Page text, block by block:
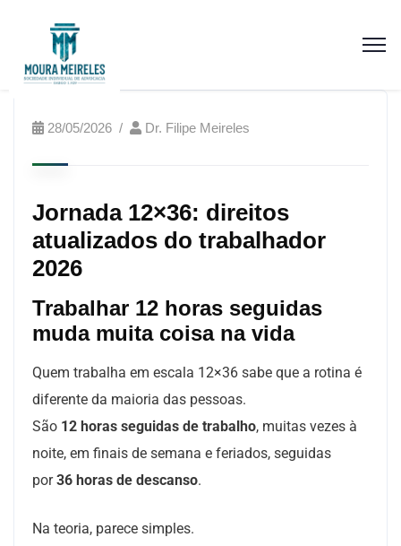
28/05/2026 Dr. Filipe Meireles
Jornada 12×36: direitos
atualizados do trabalhador
2026
Trabalhar 12 horas seguidas
muda muita coisa na vida
Quem trabalha em escala 12×36 sabe que a rotina é
diferente da maioria das pessoas.
São 12 horas seguidas de trabalho, muitas vezes à
noite, em finais de semana e feriados, seguidas
por36 horas de descanso.
Na teoria, parece simples.